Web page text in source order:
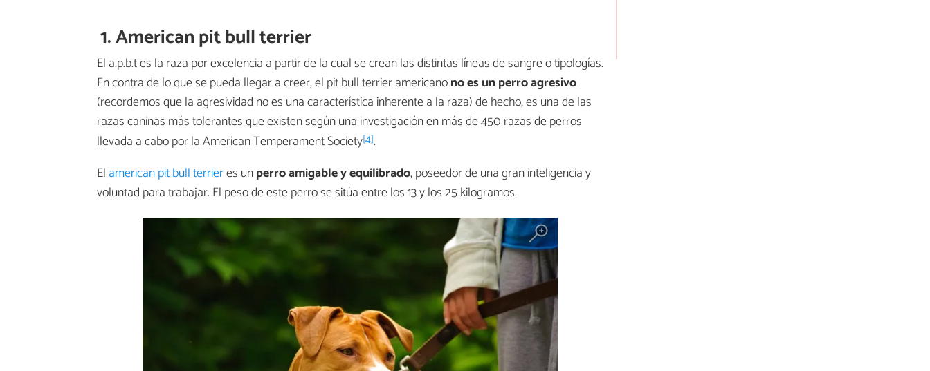
1. American pit bull terrier
El a.p.b.t es la raza por excelencia a partir de la cual se crean las distintas líneas de sangre o tipologías.
En contra de lo que se pueda llegar a creer, el pit bull terrier americanono es un perro agresivo
(recordemos que la agresividad no es una característica inherente a la raza) de hecho, es una de las
razas caninas más tolerantes que existen según una investigación en más de 450 razas de perros
llevada a cabo por la American Temperament Society[4].
El american pit bull terrieres unperro amigable y equilibrado, poseedor de una gran inteligencia y
voluntad para trabajar. El peso de este perro se sitúa entre los 13 y los 25 kilogramos.